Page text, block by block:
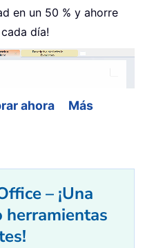
en un 50 % y ahorre
día!
ahora
Más
– ¡Una
herramientas